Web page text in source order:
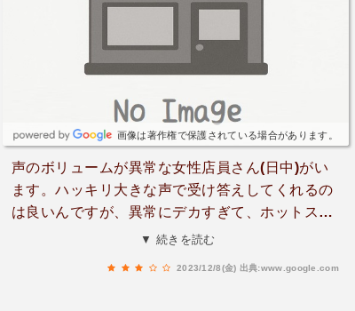
画像は著作権で保護されている場合があります。
声のボリュームが異常な女性店員さん(日中)がい
ます。ハッキリ大きな声で受け答えしてくれるの
は良いんですが、異常にデカすぎて、ホットスナ
ックとか何を注文したのか店内にいる人みんなに
▼ 続きを読む
2023/12/8(金) 出典:www.google.com